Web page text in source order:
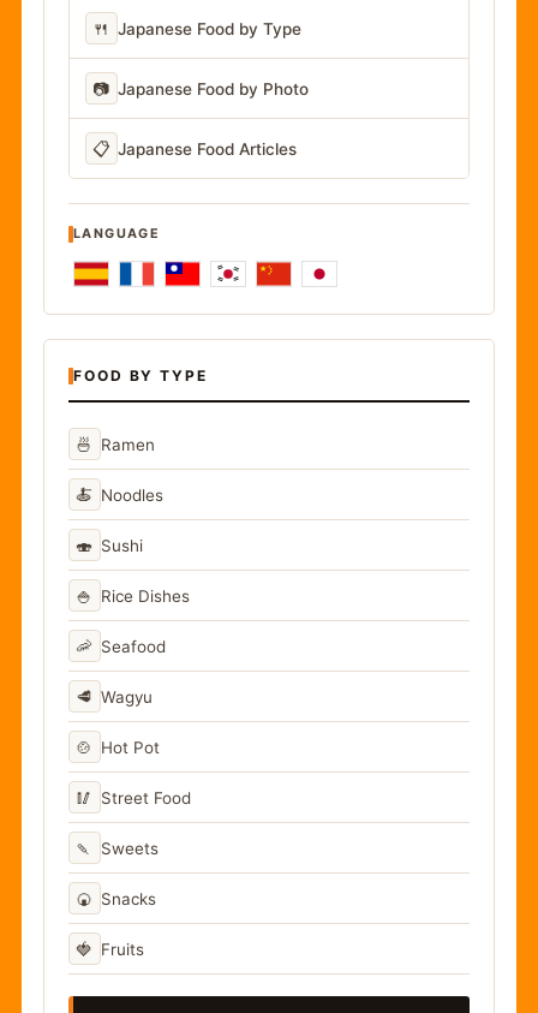
🍴 Japanese Food by Type
📷 Japanese Food by Photo
📋 Japanese Food Articles
LANGUAGE
FOOD BY TYPE
🍜 Ramen
🍝 Noodles
🍣 Sushi
🍚 Rice Dishes
🦐 Seafood
🥩 Wagyu
🍲 Hot Pot
🥢 Street Food
🍡 Sweets
🍘 Snacks
🍓 Fruits